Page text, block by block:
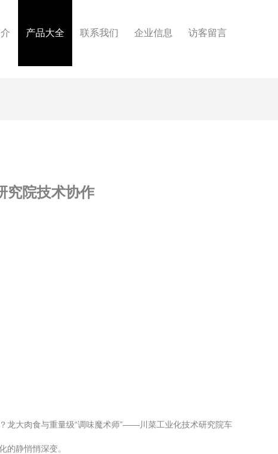
产品大全 联系我们 企业信息 访客留言
究院技术协作
龙大肉食与重量级“调味魔术师”——川菜工业化技术研究院车
的静悄悄深变。